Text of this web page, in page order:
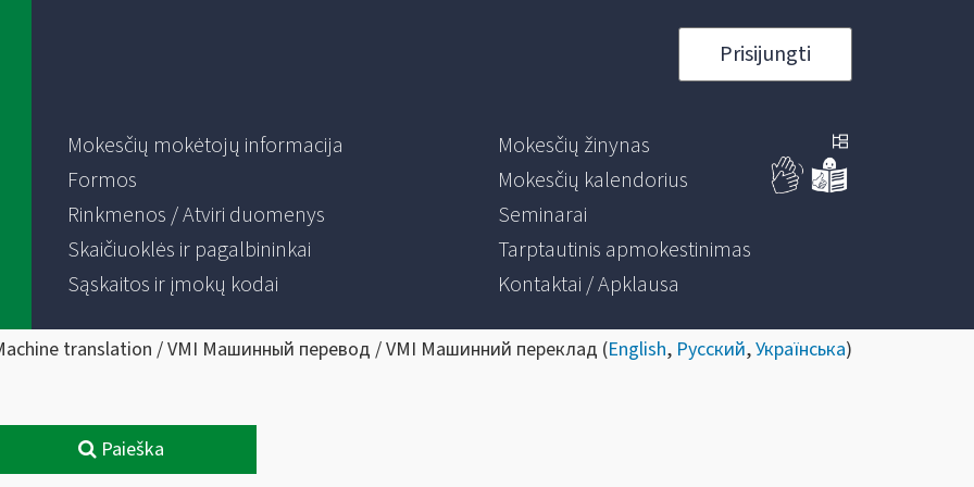
Prisijungti
Mokesčių mokėtojų informacija
Formos
Rinkmenos / Atviri duomenys
Skaičiuoklės ir pagalbininkai
Sąskaitos ir įmokų kodai
Mokesčių žinynas
Mokesčių kalendorius
Seminarai
Tarptautinis apmokestinimas
Kontaktai / Apklausa
translation / VMI Машинный перевод / VMI Машинний переклад (English, Русский,Українська)
Paieška